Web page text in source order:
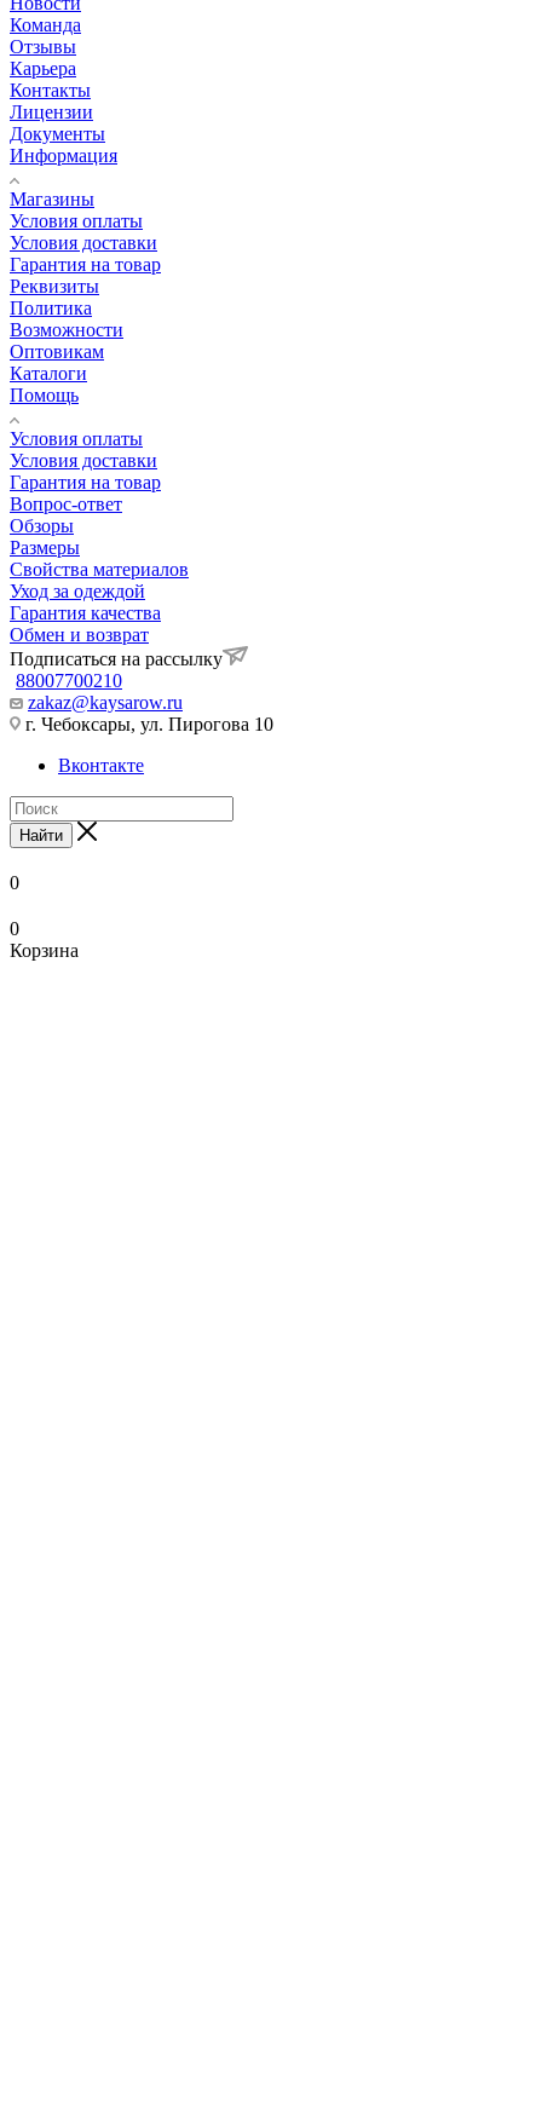
Команда
Отзывы
Карьера
Контакты
Лицензии
Документы
Информация
Магазины
Условия оплаты
Условия доставки
Гарантия на товар
Реквизиты
Политика
Возможности
Оптовикам
Каталоги
Помощь
Условия оплаты
Условия доставки
Гарантия на товар
Вопрос-ответ
Обзоры
Размеры
Свойства материалов
Уход за одеждой
Гарантия качества
Обмен и возврат
Подписаться на рассылку
88007700210
zakaz@kaysarow.ru
г. Чебоксары, ул. Пирогова 10
Вконтакте
Найти
0
0
Корзина